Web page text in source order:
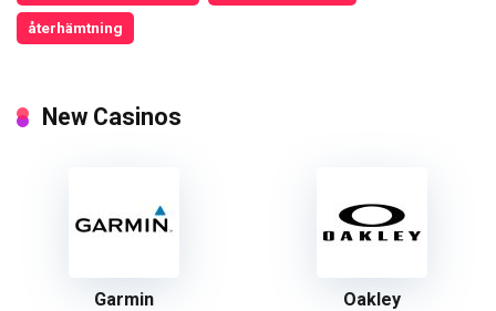
återhämtning
New Casinos
Garmin Oakley